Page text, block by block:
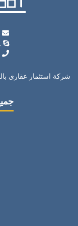
.
شركة استثمار عقاري